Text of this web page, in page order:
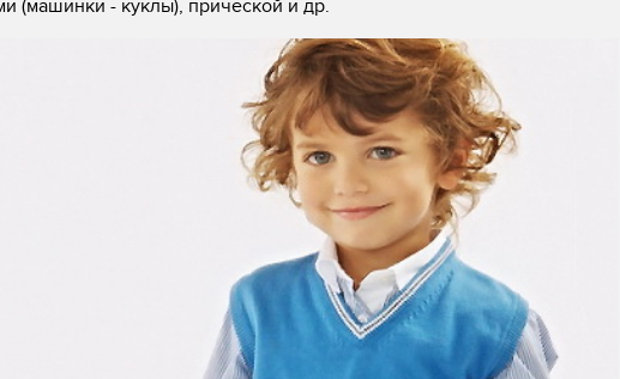
(машинки - куклы), прической и др.